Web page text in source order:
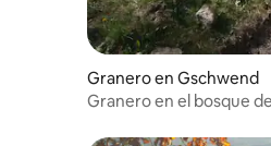
Granero en Gschwend
Granero en el bosque